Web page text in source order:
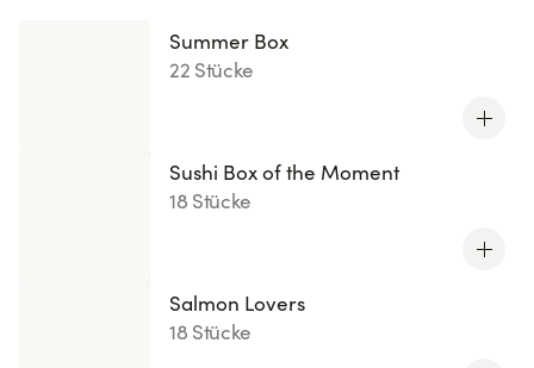
Summer Box
22 Stücke
Sushi Box of the Moment
18 Stücke
Salmon Lovers
18 Stücke